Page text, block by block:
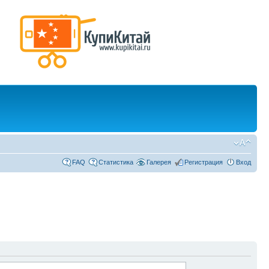
FAQ Статистика Галерея Регистрация Вход